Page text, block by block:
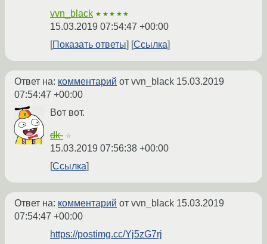
vvn_black ★★★★★
15.03.2019 07:54:47 +00:00
Показать ответы
Ссылка
Ответ на: комментарий от vvn_black 15.03.2019
07:54:47 +00:00
Вот вот.
dk- ☆
15.03.2019 07:56:38 +00:00
Ссылка
Ответ на: комментарий от vvn_black 15.03.2019
07:54:47 +00:00
https://postimg.cc/Yj5zG7rj